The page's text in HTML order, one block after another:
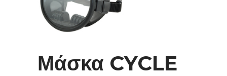
Μάσκα CYCLE